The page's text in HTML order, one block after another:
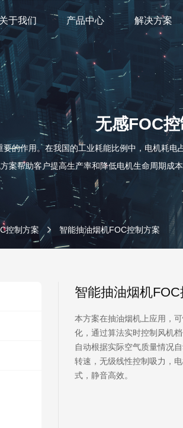
关于我们 产品中心 解决方案
无感FOC
的作用。在我国的工业耗能比例中，电机耗
案帮助客户提高生产率和降低电机生命周期成
控制方案 智能抽油烟机FOC控制方案
智能抽油烟机
本方案在抽油烟机上应用，
化，通过算法实时控制风机
自动根据实际空气质量情况
转速，无级线性控制吸力，
式，静音高效。